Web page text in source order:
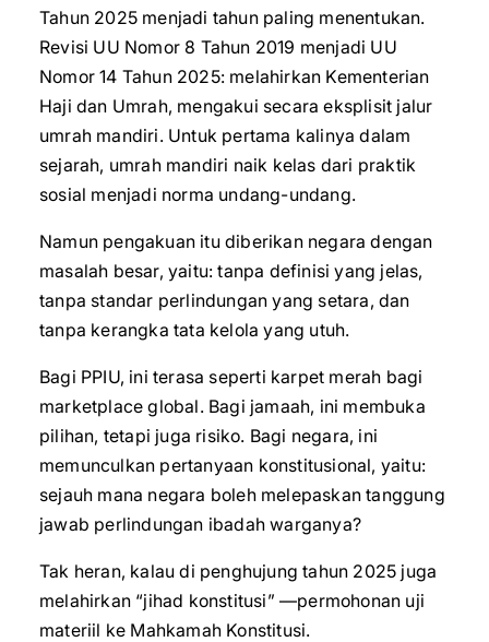
Tahun 2025 menjadi tahun paling menentukan.
Revisi UU Nomor 8 Tahun 2019 menjadi UU
Nomor 14 Tahun 2025: melahirkan Kementerian
Haji dan Umrah, mengakui secara eksplisit jalur
umrah mandiri. Untuk pertama kalinya dalam
sejarah, umrah mandiri naik kelas dari praktik
sosial menjadi norma undang-undang.
Namun pengakuan itu diberikan negara dengan
masalah besar, yaitu: tanpa definisi yang jelas,
tanpa standar perlindungan yang setara, dan
tanpa kerangka tata kelola yang utuh.
Bagi PPIU, ini terasa seperti karpet merah bagi
marketplace global. Bagi jamaah, ini membuka
pilihan, tetapi juga risiko. Bagi negara, ini
memunculkan pertanyaan konstitusional, yaitu:
sejauh mana negara boleh melepaskan tanggung
jawab perlindungan ibadah warganya?
Tak heran, kalau di penghujung tahun 2025 juga
melahirkan “jihad konstitusi” —permohonan uji
materiil ke Mahkamah Konstitusi.